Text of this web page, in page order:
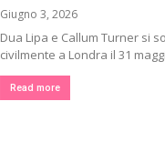
Giugno 3, 2026
Dua Lipa e Callum Turner si
civilmente a Londra il 31
Read more